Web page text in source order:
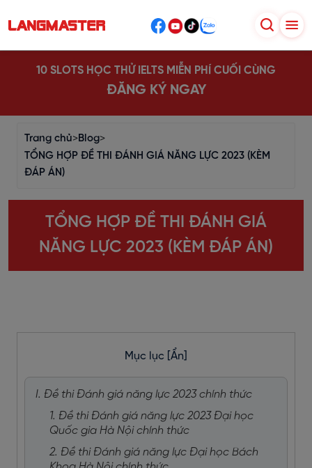
10 SLOTS HỌC THỬ IELTS MIỄN PHÍ CUỐI CÙNG
ĐĂNG KÝ NGAY
Trang chủ>Blog>
TỔNG HỢP ĐỀ THI ĐÁNH GIÁ NĂNG LỰC 2023 (KÈM
ĐÁP ÁN)
TỔNG HỢP ĐỀ THI ĐÁNH GIÁ
NĂNG LỰC 2023 (KÈM ĐÁP ÁN)
Mục lục [Ẩn]
I. Đề thi Đánh giá năng lực 2023 chính thức
1. Đề thi Đánh giá năng lực 2023 Đại học
Quốc gia Hà Nội chính thức
2. Đề thi Đánh giá năng lực Đại học Bách